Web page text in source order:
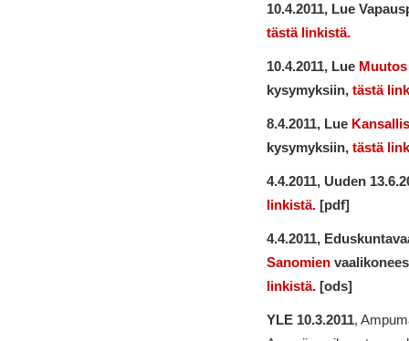
10.4.2011, Lue
tästä linkistä.
10.4.2011, Lue Muutos
kysymyksiin, tästä
8.4.2011, Lue
kysymyksiin, tästä
4.4.2011, Uuden
linkistä. [pdf]
4.4.2011,
Sanomien
linkistä. [ods]
YLE 10.3.2011,